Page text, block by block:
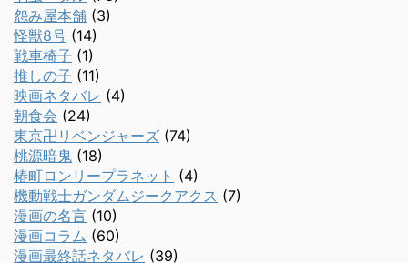
怨み屋本舗 (3)
怪獣8号 (14)
戦車椅子 (1)
推しの子 (11)
映画ネタバレ (4)
朝食会 (24)
東京卍リベンジャーズ (74)
桃源暗鬼 (18)
椿町ロンリープラネット (4)
機動戦士ガンダムジークアクス (7)
漫画の名言 (10)
漫画コラム (60)
漫画最終話ネタバレ (39)